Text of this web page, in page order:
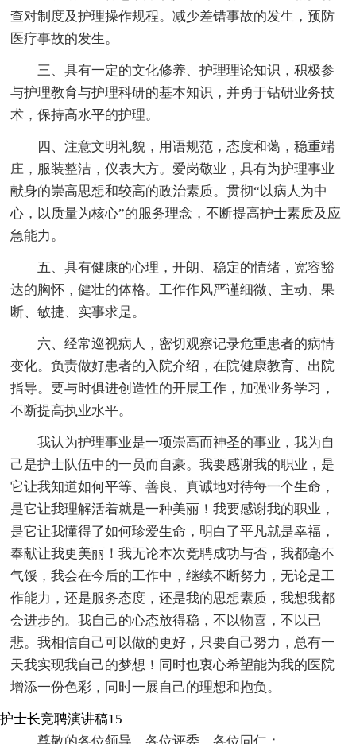
查对制度及护理操作规程。减少差错事故的发生，预防
医疗事故的发生。
三、具有一定的文化修养、护理理论知识，积极参
与护理教育与护理科研的基本知识，并勇于钻研业务技
术，保持高水平的护理。
四、注意文明礼貌，用语规范，态度和蔼，稳重端
庄，服装整洁，仪表大方。爱岗敬业，具有为护理事业
献身的崇高思想和较高的政治素质。贯彻“以病人为中
心，以质量为核心”的服务理念，不断提高护士素质及应
急能力。
五、具有健康的心理，开朗、稳定的情绪，宽容豁
达的胸怀，健壮的体格。工作作风严谨细微、主动、果
断、敏捷、实事求是。
六、经常巡视病人，密切观察记录危重患者的病情
变化。负责做好患者的入院介绍，在院健康教育、出院
指导。要与时俱进创造性的开展工作，加强业务学习，
不断提高执业水平。
我认为护理事业是一项崇高而神圣的事业，我为自
己是护士队伍中的一员而自豪。我要感谢我的职业，是
它让我知道如何平等、善良、真诚地对待每一个生命，
是它让我理解活着就是一种美丽！我要感谢我的职业，
是它让我懂得了如何珍爱生命，明白了平凡就是幸福，
奉献让我更美丽！我无论本次竞聘成功与否，我都毫不
气馁，我会在今后的工作中，继续不断努力，无论是工
作能力，还是服务态度，还是我的思想素质，我想我都
会进步的。我自己的心态放得稳，不以物喜，不以已
悲。我相信自己可以做的更好，只要自己努力，总有一
天我实现我自己的梦想！同时也衷心希望能为我的医院
增添一份色彩，同时一展自己的理想和抱负。
护士长竞聘演讲稿15